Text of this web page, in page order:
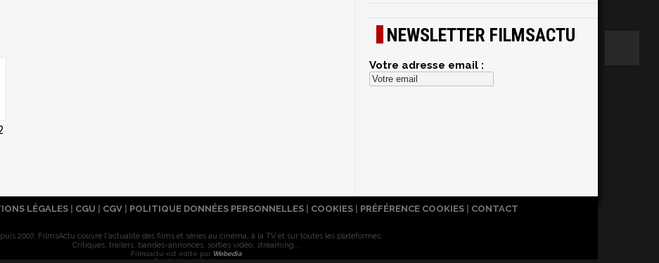
NEWSLETTER FILMSACTU
Votre adresse email :
LÉGALES | CGU | CGV | POLITIQUE DONNÉES PERSONNELLES | COOKIES | PRÉFÉRENCE COOKIES | CONTACT
2007, FilmsActu couvre l'actualité des films et séries au cinéma, à la TV et sur toutes les plateformes.
Critiques, trailers, bandes-annonces, sorties vidéo, streaming...
Filmsactu est édité par Webedia
Réalisation Vitalyn